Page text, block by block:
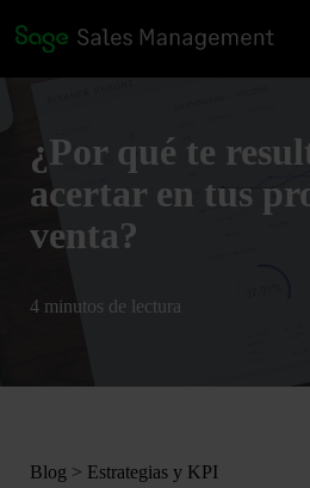
¿Por qué te
acertar en tus
venta?
4 minutos de lectura
Blog > Estrategias y KPI